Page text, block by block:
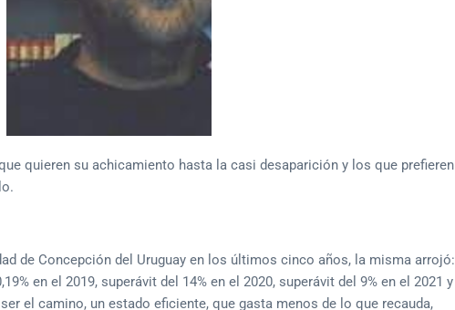
quieren su achicamiento hasta la casi desaparición y los que prefieren
de Concepción del Uruguay en los últimos cinco años, la misma arrojó:
en el 2019, superávit del 14% en el 2020, superávit del 9% en el 2021 y
el camino, un estado eficiente, que gasta menos de lo que recauda,